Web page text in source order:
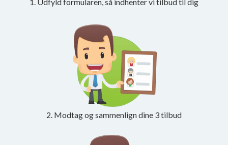
2. Modtag og sammenlign dine 3 tilbud